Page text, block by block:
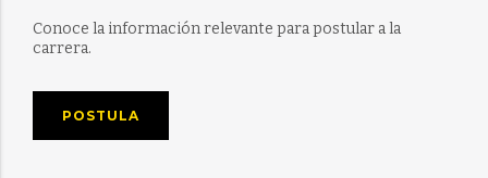
Conoce la información relevante para postular a la
carrera.
POSTULA